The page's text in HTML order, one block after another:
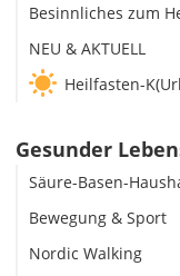
Besinnliches zum
NEU & AKTUELL
Heilfasten-
Gesunder
Säure-Basen-
Bewegung & Sport
Nordic Walking